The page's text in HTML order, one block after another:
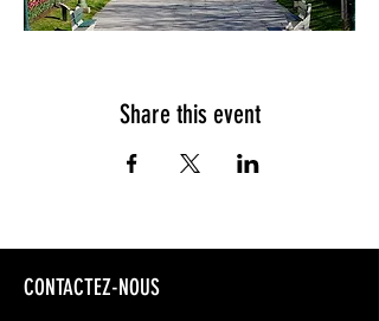
Share this event
CONTACTEZ-NOUS